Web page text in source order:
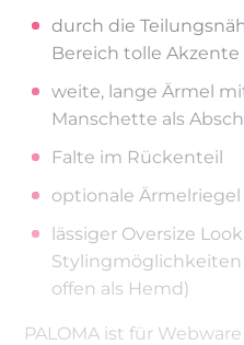
durch die
Bereich tolle
weite, lange Ärmel
Manschette als
Falte im Rückenteil
optionale
lässiger Oversize
Stylingmöglichkeiten
offen als Hemd)
PALOMA ist für